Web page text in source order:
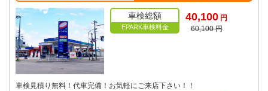
車検総額
EPARK車検料金
40,100 円
60,100 円
車検見積り無料！代車完備！お気軽にご来店下さい！！